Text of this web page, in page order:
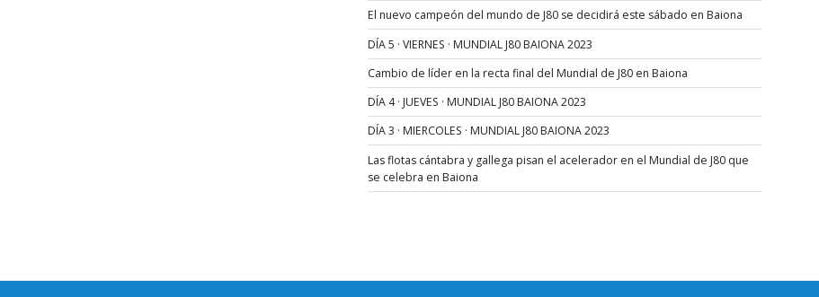
El nuevo campeón del mundo de J80 se decidirá este sábado en Baiona
DÍA 5 · VIERNES · MUNDIAL J80 BAIONA 2023
Cambio de líder en la recta final del Mundial de J80 en Baiona
DÍA 4 · JUEVES · MUNDIAL J80 BAIONA 2023
DÍA 3 · MIERCOLES · MUNDIAL J80 BAIONA 2023
Las flotas cántabra y gallega pisan el acelerador en el Mundial de J80 que
se celebra en Baiona